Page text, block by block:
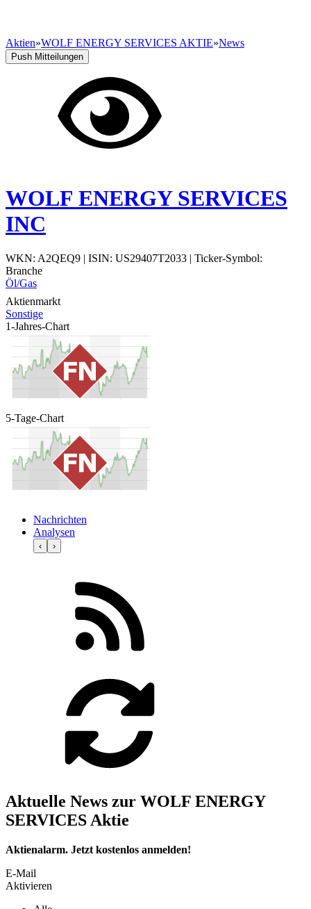
Aktien»WOLF ENERGY SERVICES AKTIE»News
Push Mitteilungen
WOLF ENERGY SERVICES
INC
WKN: A2QEQ9 | ISIN: US29407T2033 | Ticker-Symbol:
Branche
Öl/Gas
Aktienmarkt
Sonstige
1-Jahres-Chart
5-Tage-Chart
Nachrichten
Analysen
‹ ›
Aktuelle News zur WOLF ENERGY
SERVICES Aktie
Aktienalarm. Jetzt kostenlos anmelden!
E-Mail
Aktivieren